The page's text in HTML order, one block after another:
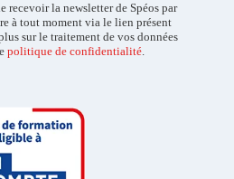
recevoir la newsletter de Spéos par
à tout moment via le lien présent
sur le traitement de vos données
politique de confidentialité.